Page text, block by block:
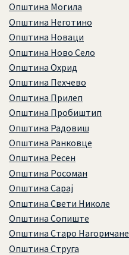
Општина Могила
Општина Неготино
Општина Новаци
Општина Ново Село
Општина Охрид
Општина Пехчево
Општина Прилеп
Општина Пробиштип
Општина Радовиш
Општина Ранковце
Општина Ресен
Општина Росоман
Општина Сарај
Општина Свети Николе
Општина Сопиште
Општина Старо Нагоричане
Општина Струга